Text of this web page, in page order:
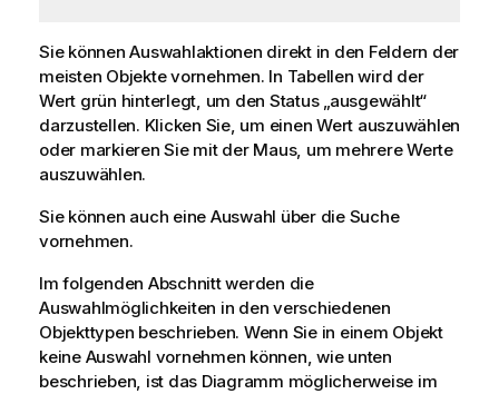
Sie können Auswahlaktionen direkt in den Feldern der
meisten Objekte vornehmen. In Tabellen wird der
Wert grün hinterlegt, um den Status „ausgewählt“
darzustellen. Klicken Sie, um einen Wert auszuwählen
oder markieren Sie mit der Maus, um mehrere Werte
auszuwählen.
Sie können auch eine Auswahl über die Suche
vornehmen.
Im folgenden Abschnitt werden die
Auswahlmöglichkeiten in den verschiedenen
Objekttypen beschrieben. Wenn Sie in einem Objekt
keine Auswahl vornehmen können, wie unten
beschrieben, ist das Diagramm möglicherweise im